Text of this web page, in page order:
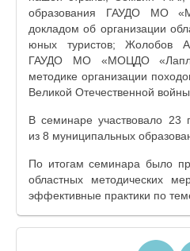
образования ГАУДО МО
докладом об организации
юных туристов; Жолобов
ГАУДО МО «МОЦДО
методике организации
Великой Отечественной
В семинаре участвовало 23
из 8 муниципальных
По итогам семинара было
областных методических
эффективные практики по